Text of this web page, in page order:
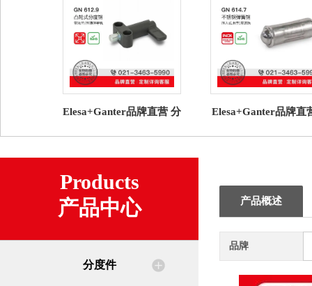
Elesa+Ganter品牌直营 分
度销 压铸锌导轨
Elesa+Ganter品牌直
簧销 压入式带滚珠
Products
产品中心
分度件
产品概述
品牌